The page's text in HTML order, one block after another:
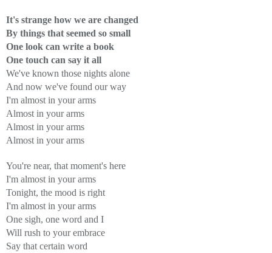
It's strange how we are changed
By things that seemed so small
One look can write a book
One touch can say it all
We've known those nights alone
And now we've found our way
I'm almost in your arms
Almost in your arms
Almost in your arms
Almost in your arms
You're near, that moment's here
I'm almost in your arms
Tonight, the mood is right
I'm almost in your arms
One sigh, one word and I
Will rush to your embrace
Say that certain word